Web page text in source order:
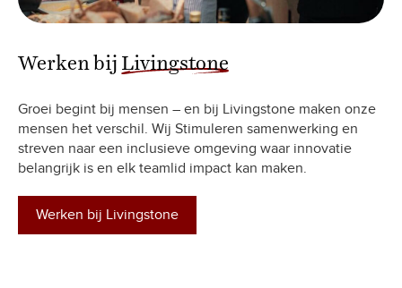
Werken bij Livingstone
Groei begint bij mensen – en bij Livingstone maken onze
mensen het verschil. Wij Stimuleren samenwerking en
streven naar een inclusieve omgeving waar innovatie
belangrijk is en elk teamlid impact kan maken.
Werken bij Livingstone